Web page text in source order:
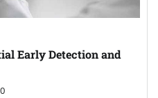
Early Detection and
0